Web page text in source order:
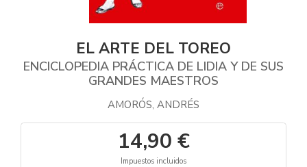
EL ARTE DEL TOREO
ENCICLOPEDIA PRÁCTICA DE LIDIA Y DE SUS
GRANDES MAESTROS
AMORÓS, ANDRÉS
14,90 €
Impuestos incluidos